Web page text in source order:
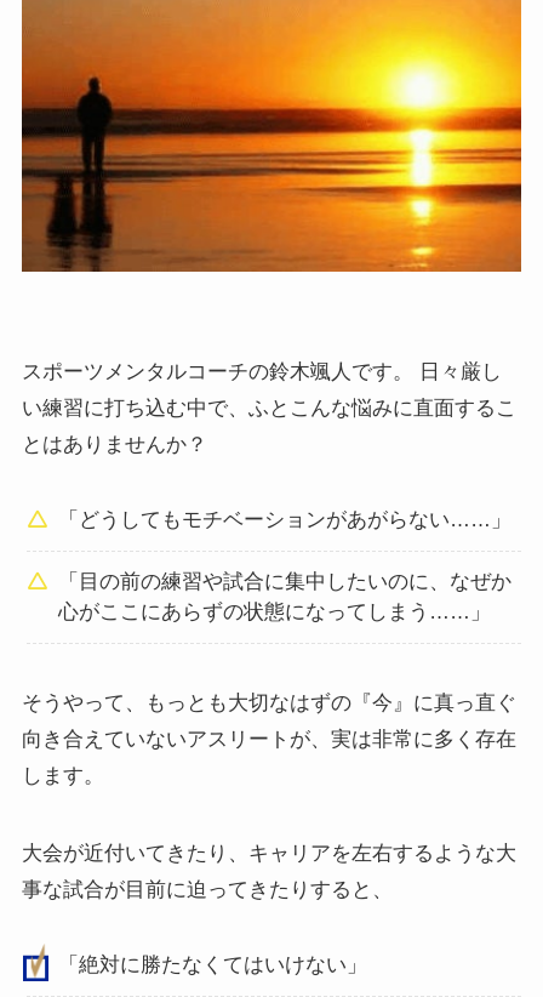
スポーツメンタルコーチの鈴木颯人です。 日々厳し
い練習に打ち込む中で、ふとこんな悩みに直面するこ
とはありませんか？
「どうしてもモチベーションがあがらない……」
「目の前の練習や試合に集中したいのに、なぜか
心がここにあらずの状態になってしまう……」
そうやって、もっとも大切なはずの『今』に真っ直ぐ
向き合えていないアスリートが、実は非常に多く存在
します。
大会が近付いてきたり、キャリアを左右するような大
事な試合が目前に迫ってきたりすると、
「絶対に勝たなくてはいけない」